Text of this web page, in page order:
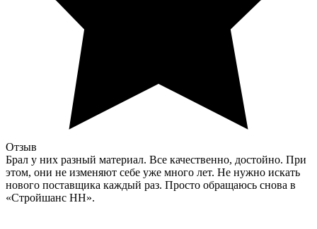
Отзыв
Брал у них разный материал. Все качественно, достойно. При
этом, они не изменяют себе уже много лет. Не нужно искать
нового поставщика каждый раз. Просто обращаюсь снова в
«Стройшанс НН».